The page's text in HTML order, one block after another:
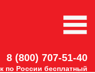
8 (800) 707-51-40
по России бесплатный